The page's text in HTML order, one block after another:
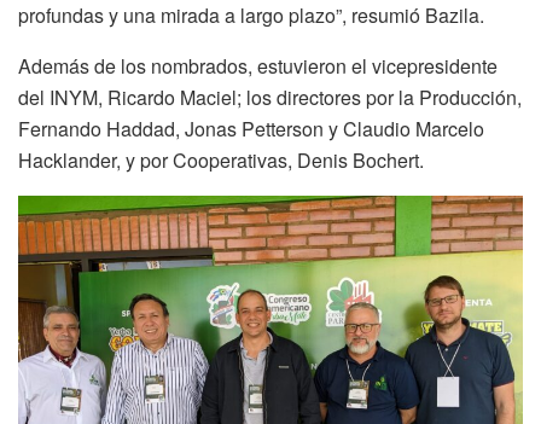
profundas y una mirada a largo plazo”, resumió Bazila.
Además de los nombrados, estuvieron el vicepresidente
del INYM, Ricardo Maciel; los directores por la Producción,
Fernando Haddad, Jonas Petterson y Claudio Marcelo
Hacklander, y por Cooperativas, Denis Bochert.